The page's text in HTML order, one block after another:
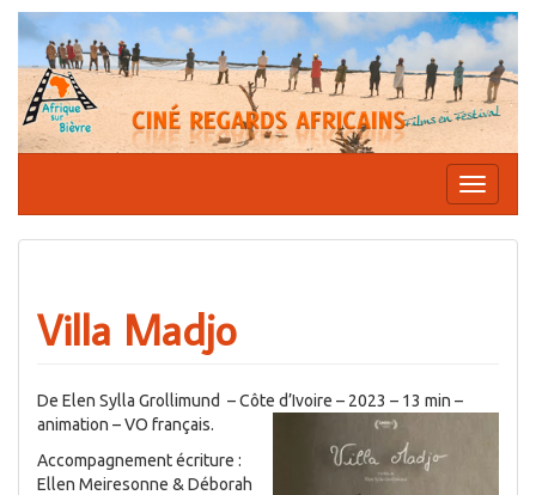
Aller
contenu
la
Villa Madjo
De Elen Sylla Grollimund – Côte d’Ivoire – 2023 – 13 min –
animation – VO français.
Accompagnement écriture :
Ellen Meiresonne & Déborah